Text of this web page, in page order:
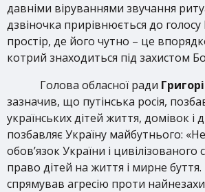
давніми віруваннями звучання
дзвіночка прирівнюється до
простір, де його чутно – це
котрий знаходиться під захистом
Голова обласної ради
зазначив, що путінська росія,
українських дітей життя, домівок і
позбавляє Україну майбутнього:
обов’язок України і цивілізованого
право дітей на життя і мирне буття.
спрямував агресію проти